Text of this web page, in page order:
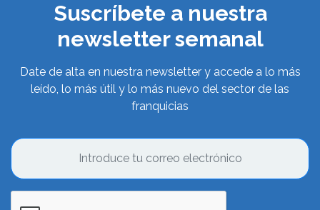
Suscríbete a nuestra
newsletter semanal
Date de alta en nuestra newsletter y accede a lo más
leído, lo más útil y lo más nuevo del sector de las
franquicias